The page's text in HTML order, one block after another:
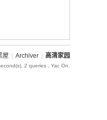
屋 Archiver 高清家园
2 queries , Yac On.